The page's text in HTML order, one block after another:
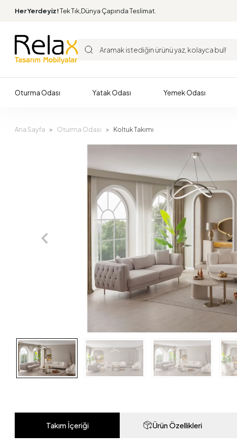
Her Yerdeyiz!Tek Tık,Dünya Çapında Teslimat.
Oturma Odası Yatak Odası Yemek Odası
Ana Sayfa Oturma Odası Koltuk Takımı
Takım İçeriği Ürün Özellikleri